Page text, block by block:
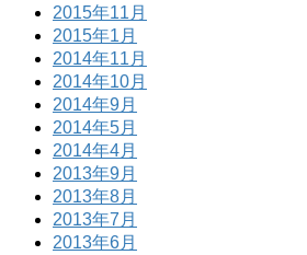
2015年11月
2015年1月
2014年11月
2014年10月
2014年9月
2014年5月
2014年4月
2013年9月
2013年8月
2013年7月
2013年6月